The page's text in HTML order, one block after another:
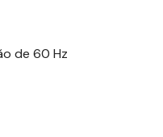
de 60 Hz